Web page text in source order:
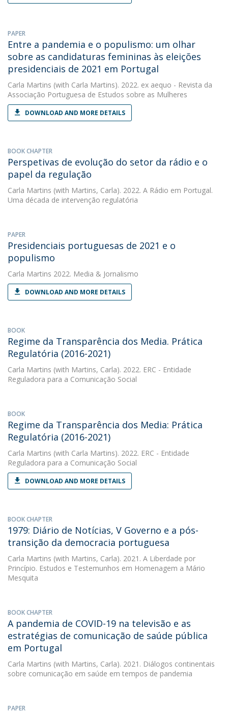
PAPER
Entre a pandemia e o populismo: um olhar
sobre as candidaturas femininas às eleições
presidenciais de 2021 em Portugal
Carla Martins (with Carla Martins). 2022. ex aequo - Revista da
Associação Portuguesa de Estudos sobre as Mulheres
DOWNLOAD AND MORE DETAILS
BOOK CHAPTER
Perspetivas de evolução do setor da rádio e o
papel da regulação
Carla Martins (with Martins, Carla). 2022. A Rádio em Portugal.
Uma década de intervenção regulatória
PAPER
Presidenciais portuguesas de 2021 e o
populismo
Carla Martins 2022. Media & Jornalismo
DOWNLOAD AND MORE DETAILS
BOOK
Regime da Transparência dos Media. Prática
Regulatória (2016-2021)
Carla Martins (with Martins, Carla). 2022. ERC - Entidade
Reguladora para a Comunicação Social
BOOK
Regime da Transparência dos Media: Prática
Regulatória (2016-2021)
Carla Martins (with Carla Martins). 2022. ERC - Entidade
Reguladora para a Comunicação Social
DOWNLOAD AND MORE DETAILS
BOOK CHAPTER
1979: Diário de Notícias, V Governo e a pós-
transição da democracia portuguesa
Carla Martins (with Martins, Carla). 2021. A Liberdade por
Princípio. Estudos e Testemunhos em Homenagem a Mário
Mesquita
BOOK CHAPTER
A pandemia de COVID-19 na televisão e as
estratégias de comunicação de saúde pública
em Portugal
Carla Martins (with Martins, Carla). 2021. Diálogos continentais
sobre comunicação em saúde em tempos de pandemia
PAPER